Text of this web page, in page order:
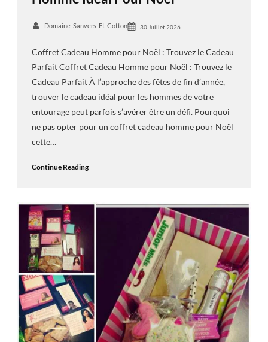
Domaine-Sanvers-Et-Cotton 30 Juillet 2026
Coffret Cadeau Homme pour Noël : Trouvez le Cadeau
Parfait Coffret Cadeau Homme pour Noël : Trouvez le
Cadeau Parfait À l’approche des fêtes de fin d’année,
trouver le cadeau idéal pour les hommes de votre
entourage peut parfois s’avérer être un défi. Pourquoi
ne pas opter pour un coffret cadeau homme pour Noël
cette…
Continue Reading